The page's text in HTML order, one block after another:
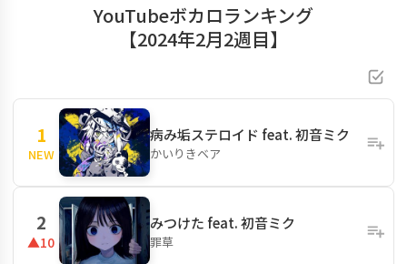
YouTubeボカロランキング
【2024年2月2週目】
1
NEW
病み垢ステロイド feat. 初音ミク
かいりきベア
2
▲10
みつけた feat. 初音ミク
罪草